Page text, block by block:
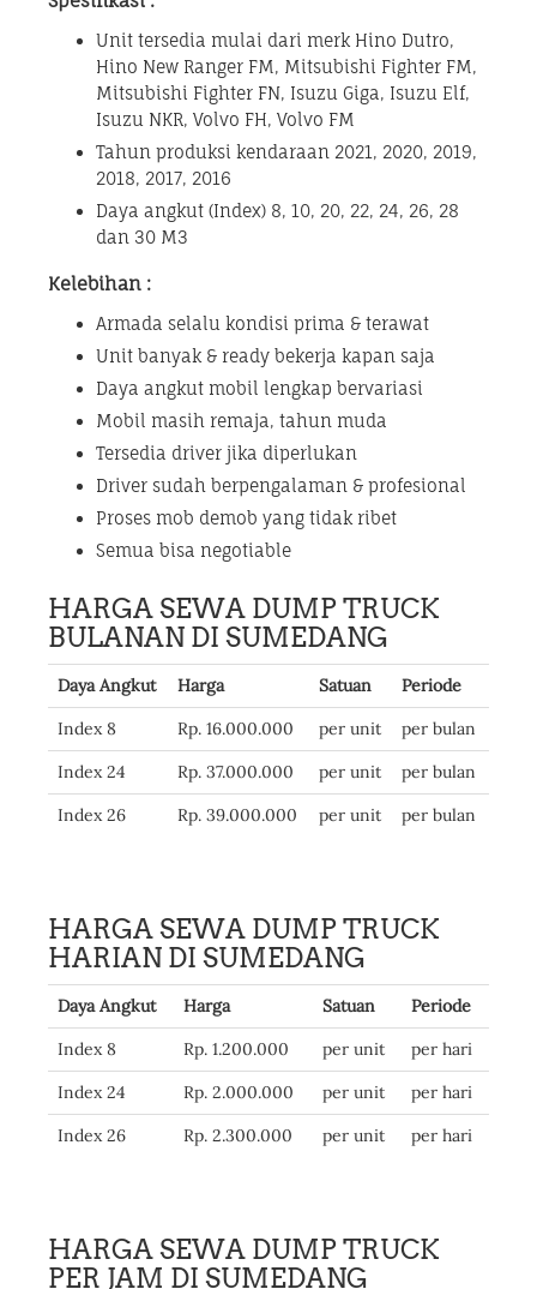
Unit tersedia mulai dari merk Hino Dutro,
Hino New Ranger FM, Mitsubishi Fighter FM,
Mitsubishi Fighter FN, Isuzu Giga, Isuzu Elf,
Isuzu NKR, Volvo FH, Volvo FM
Tahun produksi kendaraan 2021, 2020, 2019,
2018, 2017, 2016
Daya angkut (Index) 8, 10, 20, 22, 24, 26, 28
dan 30 M3
Kelebihan :
Armada selalu kondisi prima & terawat
Unit banyak & ready bekerja kapan saja
Daya angkut mobil lengkap bervariasi
Mobil masih remaja, tahun muda
Tersedia driver jika diperlukan
Driver sudah berpengalaman & profesional
Proses mob demob yang tidak ribet
Semua bisa negotiable
HARGA SEWA DUMP TRUCK
BULANAN DI SUMEDANG
Daya Angkut Harga Satuan
Periode
Index 8
Rp. 16.000.000 per unit
per bulan
Index 24
Rp. 37.000.000 per unit
per bulan
Index 26
Rp. 39.000.000 per unit per bulan
HARGA SEWA DUMP TRUCK
HARIAN DI SUMEDANG
Daya Angkut Harga Satuan
Periode
Index 8
Rp. 1.200.000 per unit
per hari
Index 24
Rp. 2.000.000 per unit
per hari
Index 26
Rp. 2.300.000 per unit per hari
HARGA SEWA DUMP TRUCK
PER JAM DI SUMEDANG